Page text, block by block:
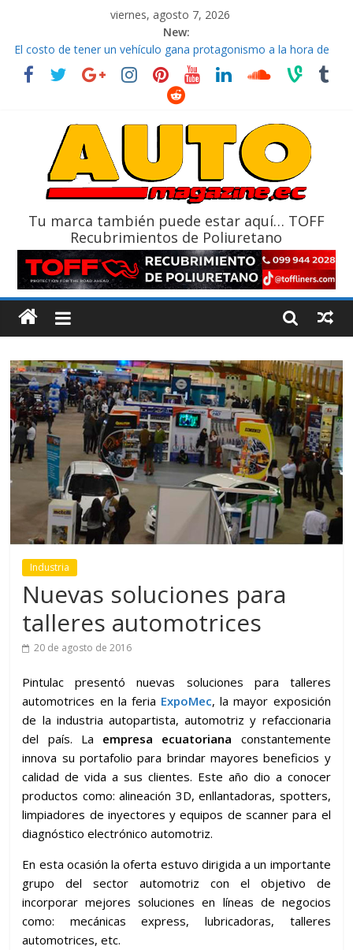
viernes, agosto 7, 2026
New:
El costo de tener un vehículo gana protagonismo a la hora de
decidir
Ultima película ‘Spider‑Man: Brand New Day’ pone en escena a
La Vuelta al Ecuador 2026, edición 47ª, recorre 7 provincias en 8
La FEDAK recibe 12 Sinotruk Bolden para cubrir las rutas de La
Tu marca también puede estar aquí… TOFF
Recubrimientos de Poliuretano
Industria
Nuevas soluciones para
talleres automotrices
20 de agosto de 2016
Pintulac presentó nuevas soluciones para talleres
automotrices en la feria ExpoMec, la mayor exposición
de la industria autopartista, automotriz y refaccionaria
del país. La empresa ecuatoriana constantemente
innova su portafolio para brindar mayores beneficios y
calidad de vida a sus clientes. Este año dio a conocer
productos como: alineación 3D, enllantadoras, spotters,
limpiadores de inyectores y equipos de scanner para el
diagnóstico electrónico automotriz.
En esta ocasión la oferta estuvo dirigida a un importante
grupo del sector automotriz con el objetivo de
incorporar mejores soluciones en líneas de negocios
como: mecánicas express, lubricadoras, talleres
automotrices, etc.